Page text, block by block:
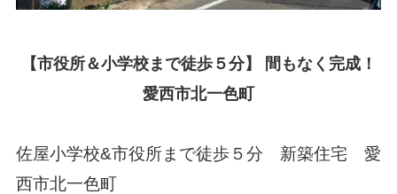
【市役所＆小学校まで徒歩５分】 間もなく完成！
愛西市北一色町
佐屋小学校&市役所まで徒歩５分 新築住宅 愛
西市北一色町